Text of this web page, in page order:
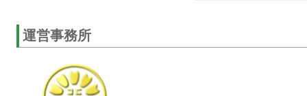
運営事務所